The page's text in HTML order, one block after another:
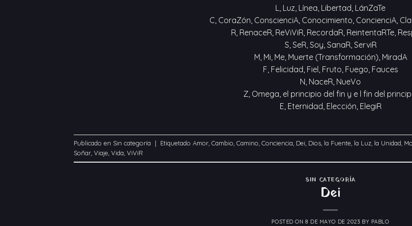
L, Luz, Línea, Libertad, LánZaTe
C, CoraZón, ConscienciA, Conocimiento, ConcienciA,
R, RenaceR, ReViViR, RecordaR, ReintentaRTe,
S, SeR, Soy, SanaR, ServiR
M, Mi, Me, Muerte (Transformación), MiradA
F, Felicidad, Fiel, Fruto, Fuego, Fauces
N, NaceR, NueVo
Z, Omega, el principio del fin y e l fin del
E, Eternidad, Elección, ElegiR
Publicado en Sin categoría | Etiquetado Amor, Cambio Camino Conciencia Dei Dios, la Fuente la Luz, la Unidad
Soñar, Viaje Vida ViViR
SIN CATEGORÍA
Dei
POSTED ON 8 DE MAYO DE 2023 BY PABLO